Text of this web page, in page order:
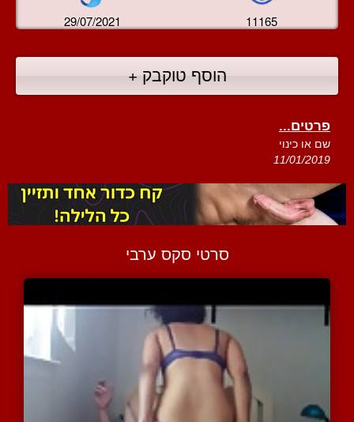
29/07/2021 11165
הוסף טוקבק +
פרטים...
שם או כינוי
11/01/2019
סרטי סקס ערבי